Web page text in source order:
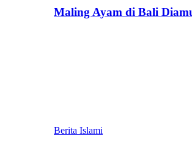
Maling Ayam di Bali
Berita Islami